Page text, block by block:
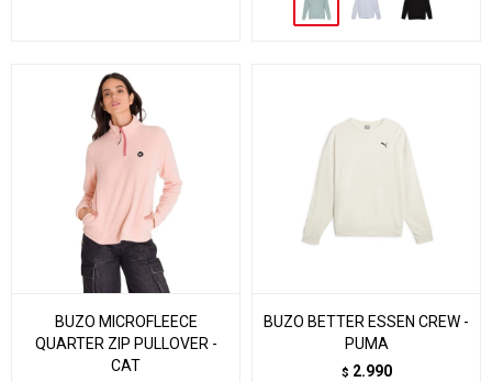
BUZO MICROFLEECE
QUARTER ZIP PULLOVER -
CAT
BUZO BETTER ESSEN CREW -
PUMA
$ 2.990